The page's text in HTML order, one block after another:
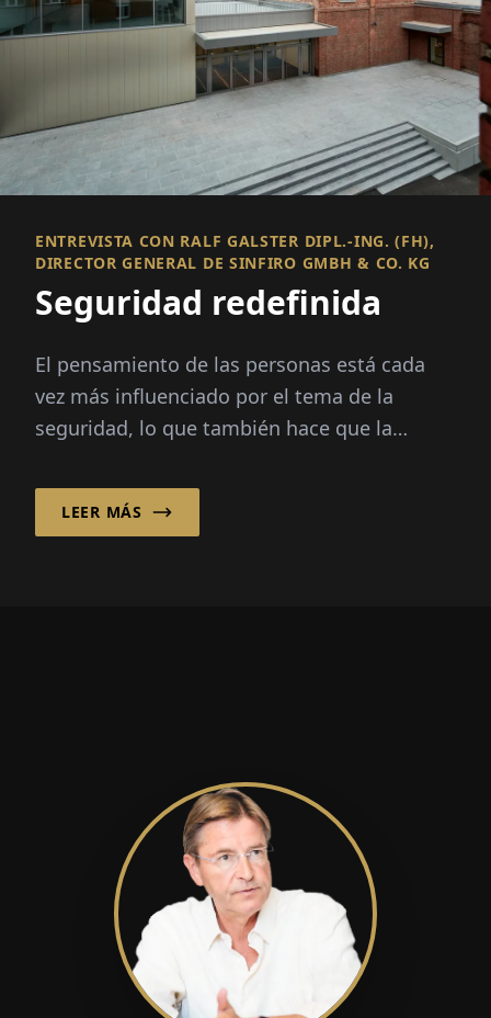
ENTREVISTA CON RALF GALSTER DIPL.-ING. (FH),
DIRECTOR GENERAL DE SINFIRO GMBH & CO. KG
Seguridad redefinida
El pensamiento de las personas está cada
vez más influenciado por el tema de la
seguridad, lo que también hace que la
en el interés general. Sinfiro GmbH...
LEER MÁS